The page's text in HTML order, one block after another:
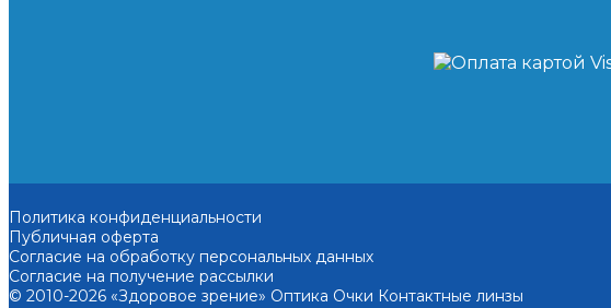
Политика конфиденциальности
Публичная оферта
Согласие на обработку персональных данных
Согласие на получение рассылки
© 2010-2026 «Здоровое зрение» Оптика Очки Контактные линзы